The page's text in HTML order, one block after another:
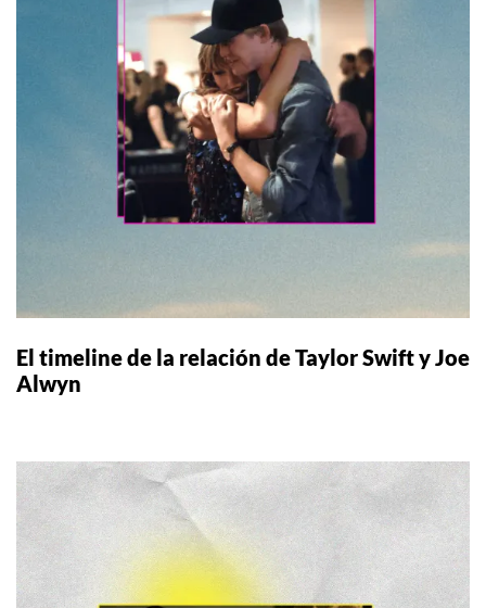
El timeline de la relación de Taylor Swift y Joe
Alwyn